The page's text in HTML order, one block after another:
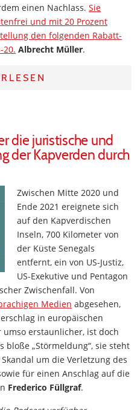
einen Nachlass. Sie
und mit 20 Prozent
den folgenden Rabatt-
20. Albrecht Müller.
die juristische und
der Kapverden durch
Zwischen Mitte 2020 und
Ende 2021 ereignete sich
auf den Kapverdischen
Inseln, 700 Kilometer von
der Küste Senegals
entfernt, ein von US-Justiz,
US-Exekutive und Pentagon
Zwischenfall. Von
Medien abgesehen,
in europäischen
umso erstaunlicher, ist doch
bloße „Störmeldung“, sie steht
um die Verletzung des
für einen Anschlag auf die
Frederico Füllgraf.